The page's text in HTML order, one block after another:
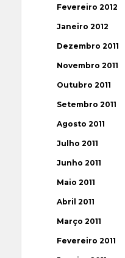
Fevereiro 2012
Janeiro 2012
Dezembro 2011
Novembro 2011
Outubro 2011
Setembro 2011
Agosto 2011
Julho 2011
Junho 2011
Maio 2011
Abril 2011
Março 2011
Fevereiro 2011